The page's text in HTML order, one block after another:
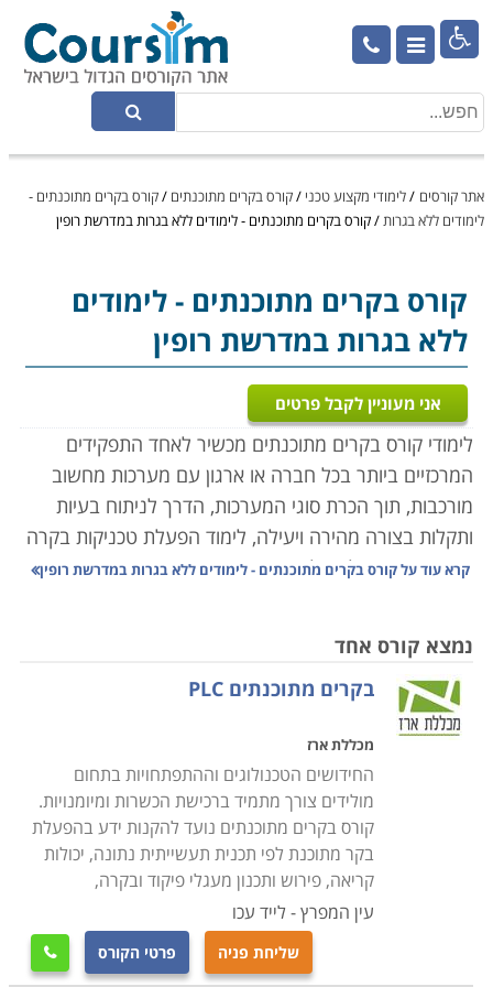

אתר קורסים /לימודי מקצוע טכני /קורס בקרים מתוכנתים /קורס בקרים מתוכנתים -
לימודים ללא בגרות/קורס בקרים מתוכנתים - לימודים ללא בגרות במדרשת רופין
קורס בקרים מתוכנתים - לימודים
ללא בגרות במדרשת רופין
אני מעוניין לקבל פרטים
לימודי קורס בקרים מתוכנתים מכשיר לאחד התפקידים
המרכזיים ביותר בכל חברה או ארגון עם מערכות מחשוב
מורכבות, תוך הכרת סוגי המערכות, הדרך לניתוח בעיות
ותקלות בצורה מהירה ויעילה, לימוד הפעלת טכניקות בקרה
שונות ופיקוח על האלמנטים הרבים המרכיבים את המערכת
תהליך בקרה נעשו בעבר באופן ידני, ברמת דיוק פחותה
ותגובה איטית, אשר הקשו על הצורך בשמירת ערכים
קבועים של משתנים כגון לחץ, חום, זרימה, או לחות.
ההתפתחויות הטכנולוגיות הביאו לפיתוח תחום הנדסת
המכשור והבקרה. תחום זה עוסק בתכנון ויישום מערכות
ממוחשבות לבקרת משתנים כמו ספיקה, טמפרטורה, תנאי
אקלים, בקרת נוזלים, מערכות הנעה, משקל, אנרגיה
ורובוטיקה, איסוף נתונים ומעקב אחרי פעילות המערכת
המכשור והבקרה משמשים כיום בתפקיד מרכזי במפעלים
קרא עוד עלקורס בקרים מתוכנתים - לימודים ללא בגרות במדרשת רופין
נמצא קורס אחד
בקרים מתוכנתים PLC
מכללת ארז
החידושים הטכנולוגים וההתפתחויות בתחום
מולידים צורך מתמיד ברכישת הכשרות ומיומנויות.
קורס בקרים מתוכנתים נועד להקנות ידע בהפעלת
בקר מתוכנת לפי תכנית תעשייתית נתונה, יכולות
קריאה, פירוש ותכנון מעגלי פיקוד ובקרה,
עין המפרץ - לייד עכו
שליחת פניה פרטי הקורס 